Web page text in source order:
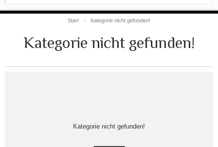
Start » Kategorie nicht gefunden!
Kategorie nicht gefunden!
Kategorie nicht gefunden!